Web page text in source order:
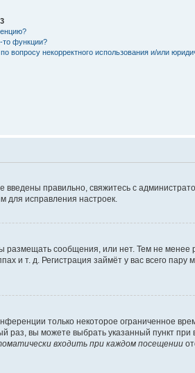
то функции?
вопросу некорректного использования и/или
правильно, свяжитесь с
для исправления настроек.
размещать сообщения, или нет. Тем не
и т. д. Регистрация займёт у вас всего пару
только некоторое ограниченное
раз, вы можете выбрать указанный пункт
входить при каждом посещении